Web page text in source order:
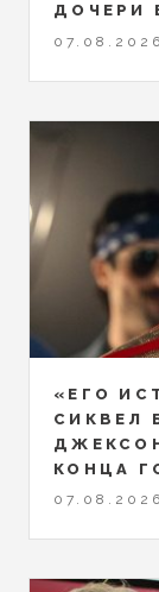
ДОЧЕРИ
07.08.2026
«ЕГО
СИКВЕЛ
КОНЦА
07.08.2026